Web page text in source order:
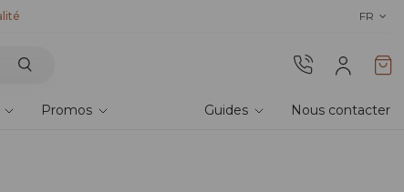
Collection 2026 : FR
Promos Guides Nous contacter